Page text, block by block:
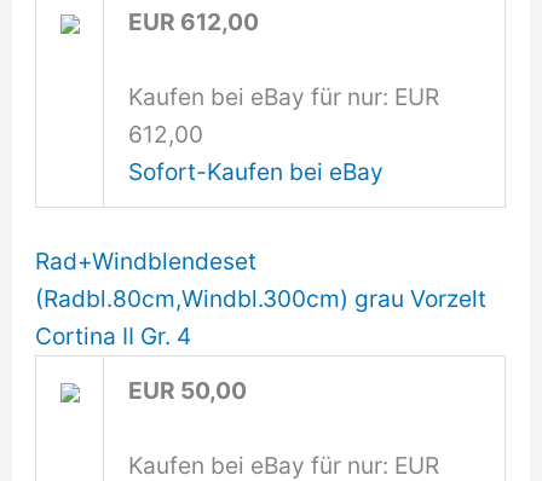
EUR 612,00
Kaufen bei eBay für nur: EUR
612,00
Sofort-Kaufen bei eBay
Rad+Windblendeset
(Radbl.80cm,Windbl.300cm) grau Vorzelt
Cortina II Gr. 4
EUR 50,00
Kaufen bei eBay für nur: EUR